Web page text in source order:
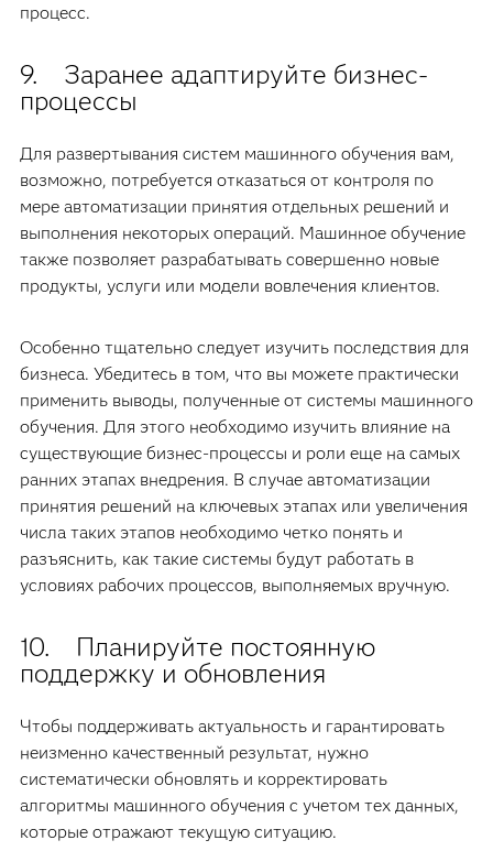
процесс.
9. Заранее адаптируйте бизнес-
процессы
Для развертывания систем машинного обучения вам,
возможно, потребуется отказаться от контроля по
мере автоматизации принятия отдельных решений и
выполнения некоторых операций. Машинное обучение
также позволяет разрабатывать совершенно новые
продукты, услуги или модели вовлечения клиентов.
Особенно тщательно следует изучить последствия для
бизнеса. Убедитесь в том, что вы можете практически
применить выводы, полученные от системы машинного
обучения. Для этого необходимо изучить влияние на
существующие бизнес-процессы и роли еще на самых
ранних этапах внедрения. В случае автоматизации
принятия решений на ключевых этапах или увеличения
числа таких этапов необходимо четко понять и
разъяснить, как такие системы будут работать в
условиях рабочих процессов, выполняемых вручную.
10. Планируйте постоянную
поддержку и обновления
Чтобы поддерживать актуальность и гарантировать
неизменно качественный результат, нужно
систематически обновлять и корректировать
алгоритмы машинного обучения с учетом тех данных,
которые отражают текущую ситуацию.